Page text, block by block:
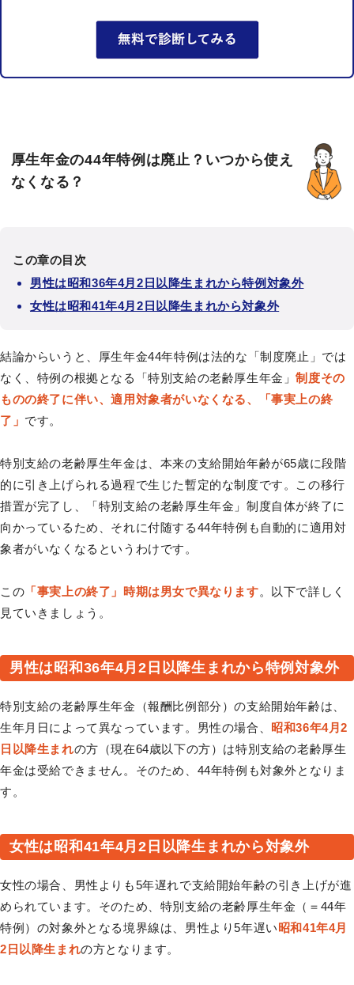
厚生年金の44年特例は廃止？いつから使え
なくなる？
この章の目次
男性は昭和36年4月2日以降生まれから特例対象外
女性は昭和41年4月2日以降生まれから対象外
結論からいうと、厚生年金44年特例は法的な「制度廃止」では
なく、特例の根拠となる「特別支給の老齢厚生年金」制度その
ものの終了に伴い、適用対象者がいなくなる、「事実上の終
了」 です。
特別支給の老齢厚生年金は、本来の支給開始年齢が65歳に段階
的に引き上げられる過程で生じた暫定的な制度です。この移行
措置が完了し、「特別支給の老齢厚生年金」制度自体が終了に
向かっているため、それに付随する44年特例も自動的に適用対
象者がいなくなるというわけです。
この 「事実上の終了」時期は男女で異なります。以下で詳しく
見ていきましょう。
男性は昭和36年4月2日以降生まれから特例対象外
特別支給の老齢厚生年金（報酬比例部分）の支給開始年齢は、
生年月日によって異なっています。男性の場合、 昭和36年4月2
日以降生まれの方（現在64歳以下の方）は特別支給の老齢厚生
年金は受給できません。そのため、44年特例も対象外となりま
す。
女性は昭和41年4月2日以降生まれから対象外
女性の場合、男性よりも5年遅れで支給開始年齢の引き上げが進
められています。そのため、特別支給の老齢厚生年金（＝44年
特例）の対象外となる境界線は、男性より5年遅い昭和41年4月
2日以降生まれの方となります。